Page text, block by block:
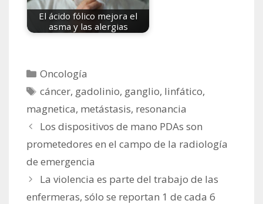
El ácido fólico mejora el
asma y las alergias
Categorías
Oncología
Etiquetas
cáncer, gadolinio, ganglio, linfático,
magnetica, metástasis, resonancia
Los dispositivos de mano PDAs son
prometedores en el campo de la radiología
de emergencia
La violencia es parte del trabajo de las
enfermeras, sólo se reportan 1 de cada 6